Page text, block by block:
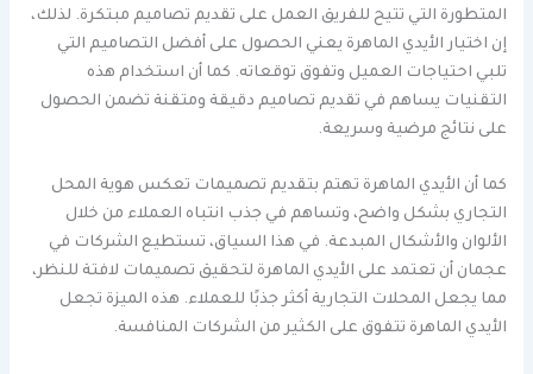
المتطورة التي تتيح للفريق العمل على تقديم تصاميم مبتكرة. لذلك،
إن اختيار الأيدي الماهرة يعني الحصول على أفضل التصاميم التي
تلبي احتياجات العميل وتفوق توقعاته. كما أن استخدام هذه
التقنيات يساهم في تقديم تصاميم دقيقة ومتقنة تضمن الحصول
على نتائج مرضية وسريعة.
كما أن الأيدي الماهرة تهتم بتقديم تصميمات تعكس هوية المحل
التجاري بشكل واضح، وتساهم في جذب انتباه العملاء من خلال
الألوان والأشكال المبدعة. في هذا السياق، تستطيع الشركات في
عجمان أن تعتمد على الأيدي الماهرة لتحقيق تصميمات لافتة للنظر،
مما يجعل المحلات التجارية أكثر جذبًا للعملاء. هذه الميزة تجعل
الأيدي الماهرة تتفوق على الكثير من الشركات المنافسة.